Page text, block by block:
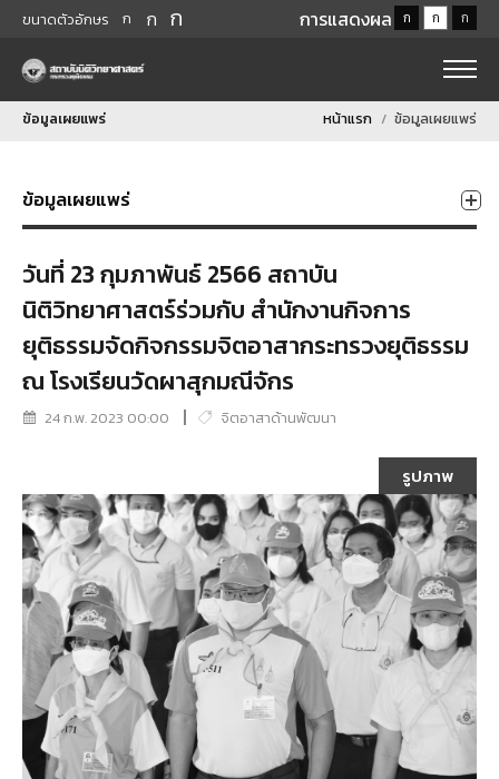
ขนาดตัวอักษร ก ก ก การแสดงผล ก ก ก
ข้อมูลเผยแพร่ หน้าแรก ข้อมูลเผยแพร่
ข้อมูลเผยแพร่
วันที่ 23 กุมภาพันธ์ 2566 สถาบัน
นิติวิทยาศาสตร์ร่วมกับ สำนักงานกิจการ
ยุติธรรมจัดกิจกรรมจิตอาสากระทรวงยุติธรรม
ณ โรงเรียนวัดผาสุกมณีจักร
24 ก.พ. 2023 00:00 จิตอาสาด้านพัฒนา
รูปภาพ